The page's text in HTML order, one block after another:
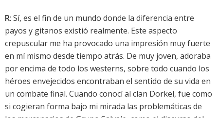
R: Sí, es el fin de un mundo donde la diferencia entre
payos y gitanos existió realmente. Este aspecto
crepuscular me ha provocado una impresión muy fuerte
en mí mismo desde tiempo atrás. De muy joven, adoraba
por encima de todo los westerns, sobre todo cuando los
héroes envejecidos encontraban el sentido de su vida en
un combate final. Cuando conocí al clan Dorkel, fue como
si cogieran forma bajo mi mirada las problemáticas de